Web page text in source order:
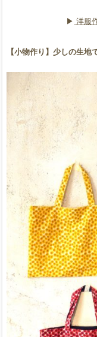
▶︎ 洋服
【小物作り】少しの生地